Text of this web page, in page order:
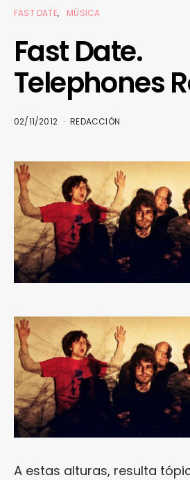
FAST DATE MÚSICA
Fast Date.
Telephones
02/11/2012 REDACCIÓN
A estas alturas, resulta